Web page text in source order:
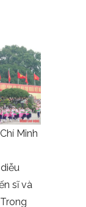
Minh
sĩ và